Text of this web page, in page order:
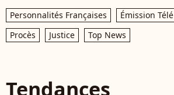
Personnalités Françaises Émission Télé
Procès
Justice Top News
Tendances